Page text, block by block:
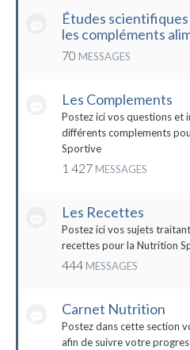
Études
les compléments
70 MESSAGES
Les Complements
Postez ici vos questions et
différents complements
Sportive
1 427 MESSAGES
Les Recettes
Postez ici vos sujets
recettes pour la Nutrition
444 MESSAGES
Carnet Nutrition
Postez dans cette section
afin de suivre votre